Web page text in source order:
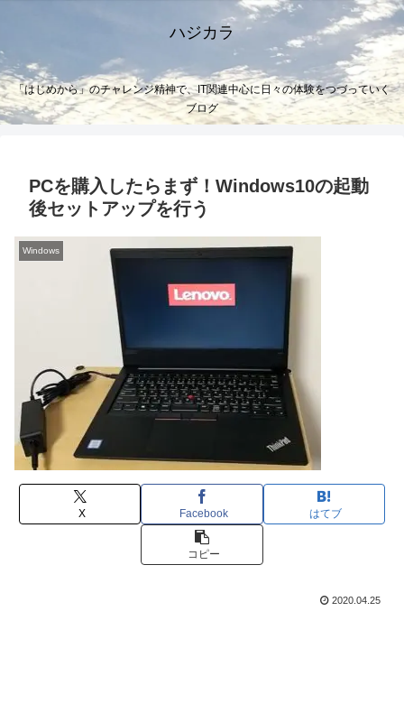
ハジカラ
「はじめから」のチャレンジ精神で、IT関連中心に日々の体験をつづっていく
ブログ
PCを購入したらまず！Windows10の起動
後セットアップを行う
Windows
X Facebook はてブ
コピー
2020.04.25